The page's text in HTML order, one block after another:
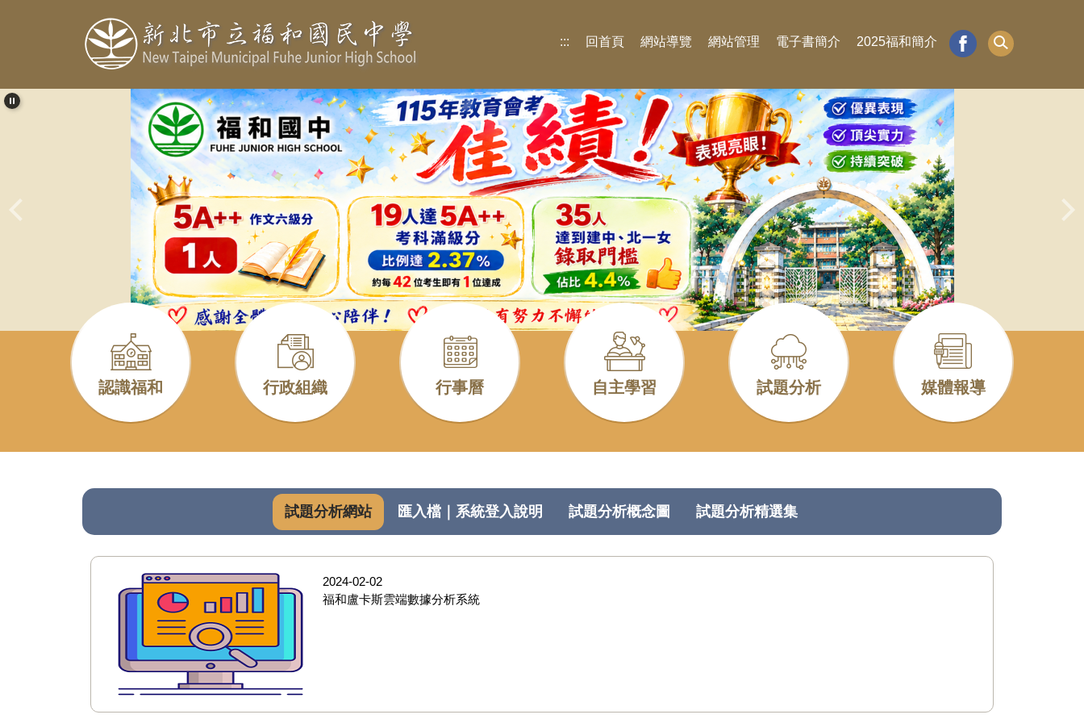
內
容
::: 回首頁 網站導覽 網站管理 電子書簡介 2025福和簡介
115年福和國中會考成績
認識福和
行政組織 行事曆 自主學習 試題分析 媒體報導
試題分析網站 匯入檔｜系統登入說明 試題分析概念圖 試題分析精選集
2024-02-02
福和盧卡斯雲端數據分析系統